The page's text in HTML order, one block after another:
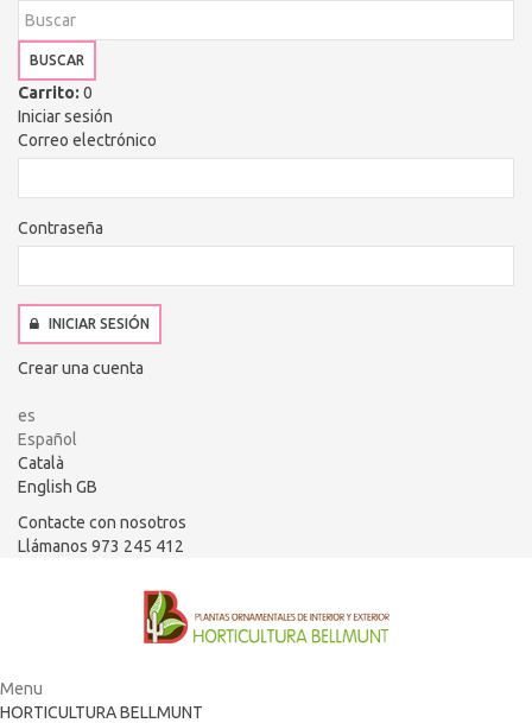
BUSCAR
Carrito: 0
Iniciar sesión
Correo electrónico
Contraseña
INICIAR SESIÓN
Crear una cuenta
es
Español
Català
English GB
Contacte con nosotros
Llámanos 973 245 412
Menu
HORTICULTURA BELLMUNT